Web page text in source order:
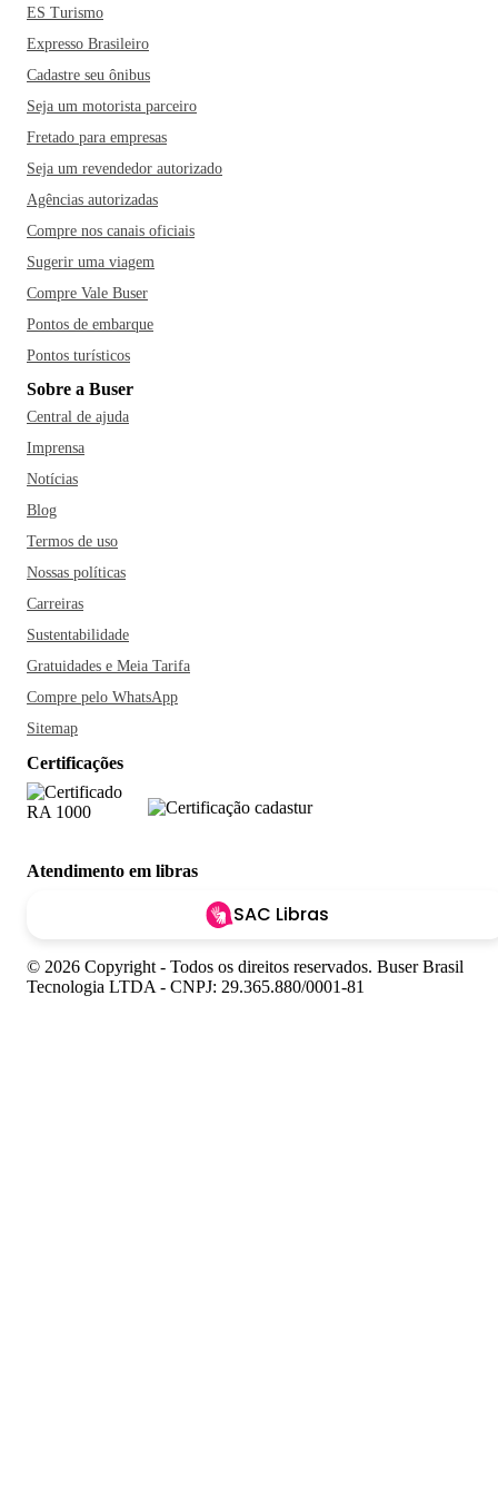
ES Turismo
Expresso Brasileiro
Cadastre seu ônibus
Seja um motorista parceiro
Fretado para empresas
Seja um revendedor autorizado
Agências autorizadas
Compre nos canais oficiais
Sugerir uma viagem
Compre Vale Buser
Pontos de embarque
Pontos turísticos
Sobre a Buser
Central de ajuda
Imprensa
Notícias
Blog
Termos de uso
Nossas políticas
Carreiras
Sustentabilidade
Gratuidades e Meia Tarifa
Compre pelo WhatsApp
Sitemap
Certificações
Atendimento em libras
SAC Libras
© 2026 Copyright - Todos os direitos reservados. Buser Brasil
Tecnologia LTDA - CNPJ: 29.365.880/0001-81